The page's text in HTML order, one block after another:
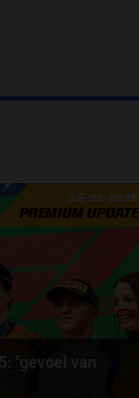
18-01-2026
PREMIUM UPDATE
"gevoel van